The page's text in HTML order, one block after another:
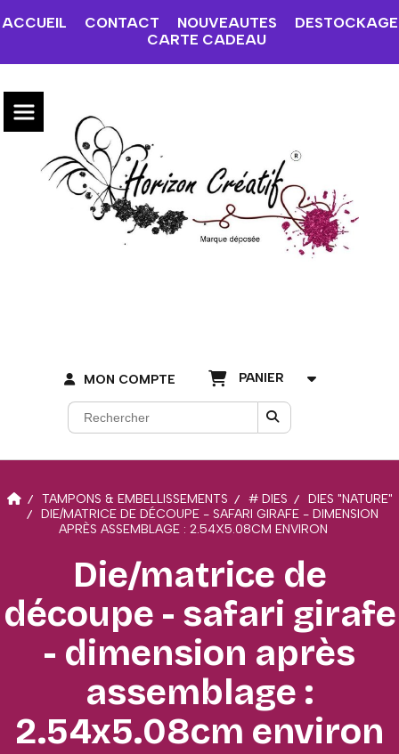
ACCUEIL CONTACT NOUVEAUTES
DESTOCKAGE
CARTE CADEAU
MON COMPTE PANIER
TAMPONS & EMBELLISSEMENTS # DIES
DIES "NATURE"
DIE/MATRICE DE DÉCOUPE - SAFARI GIRAFE - DIMENSION
APRÈS ASSEMBLAGE : 2.54X5.08CM ENVIRON
Die/matrice de
découpe - safari girafe
- dimension après
assemblage :
2.54x5.08cm environ